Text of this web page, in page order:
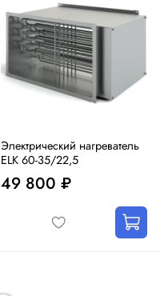
Электрический нагреватель
ELK 60-35/22,5
49 800 ₽